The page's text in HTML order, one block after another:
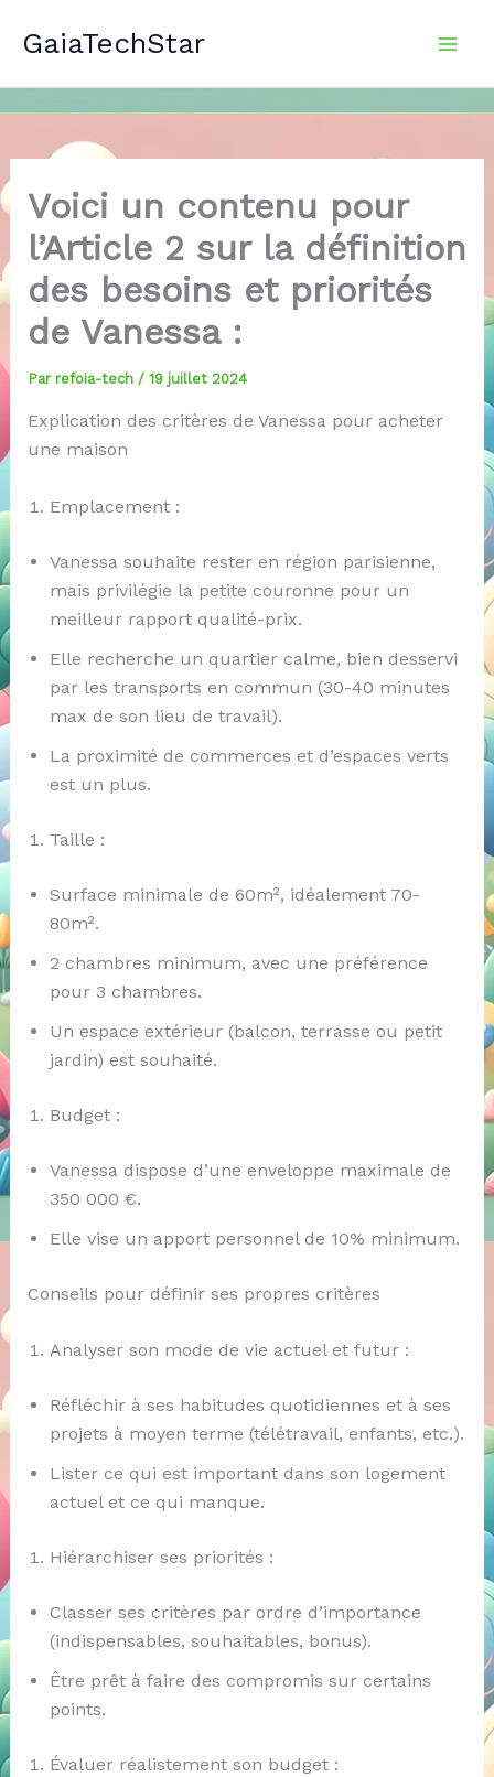
GaiaTechStar
Voici un contenu pour
l’Article 2 sur la définition
des besoins et priorités
de Vanessa :
Par refoia-tech / 19 juillet 2024
Explication des critères de Vanessa pour acheter
une maison
Emplacement :
Vanessa souhaite rester en région parisienne,
mais privilégie la petite couronne pour un
meilleur rapport qualité-prix.
Elle recherche un quartier calme, bien desservi
par les transports en commun (30-40 minutes
max de son lieu de travail).
La proximité de commerces et d’espaces verts
est un plus.
Taille :
Surface minimale de 60m², idéalement 70-
80m².
2 chambres minimum, avec une préférence
pour 3 chambres.
Un espace extérieur (balcon, terrasse ou petit
jardin) est souhaité.
Budget :
Vanessa dispose d’une enveloppe maximale de
350 000 €.
Elle vise un apport personnel de 10% minimum.
Conseils pour définir ses propres critères
Analyser son mode de vie actuel et futur :
Réfléchir à ses habitudes quotidiennes et à ses
projets à moyen terme (télétravail, enfants, etc.).
Lister ce qui est important dans son logement
actuel et ce qui manque.
Hiérarchiser ses priorités :
Classer ses critères par ordre d’importance
(indispensables, souhaitables, bonus).
Être prêt à faire des compromis sur certains
points.
Évaluer réalistement son budget :